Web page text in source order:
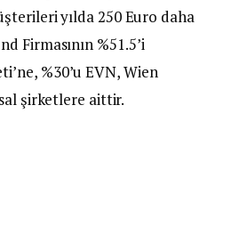
yılda 250 Euro daha
Firmasının %51.5’i
%30’u EVN, Wien
şirketlere aittir.